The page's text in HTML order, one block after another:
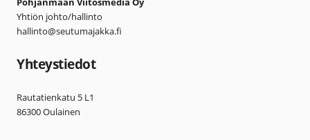
Yhtiön johto/hallinto
hallinto@seutumajakka.fi
Yhteystiedot
Rautatienkatu 5 L1
86300 Oulainen